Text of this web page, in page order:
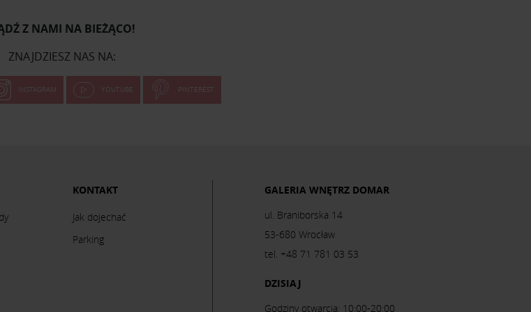
Z NAMI NA BIEŻĄCO!
ZNAJDZIESZ NAS NA:
INSTAGRAM YOUTUBE PINTEREST
KONTAKT
Jak dojechać
Parking
GALERIA WNĘTRZ DOMAR
ul. Braniborska 14
53-680 Wrocław
tel. +48 71 781 03 53
DZISIAJ
Godziny otwarcia: 10:00-20:00